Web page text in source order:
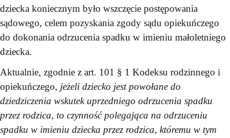
dziecka koniecznym było wszczęcie postępowania
sądowego, celem pozyskania zgody sądu opiekuńczego
do dokonania odrzucenia spadku w imieniu małoletniego
dziecka.
Aktualnie, zgodnie z art. 101 § 1 Kodeksu rodzinnego i
opiekuńczego, jeżeli dziecko jest powołane do
dziedziczenia wskutek uprzedniego odrzucenia spadku
przez rodzica, to czynność polegająca na odrzuceniu
spadku w imieniu dziecka przez rodzica, któremu w tym